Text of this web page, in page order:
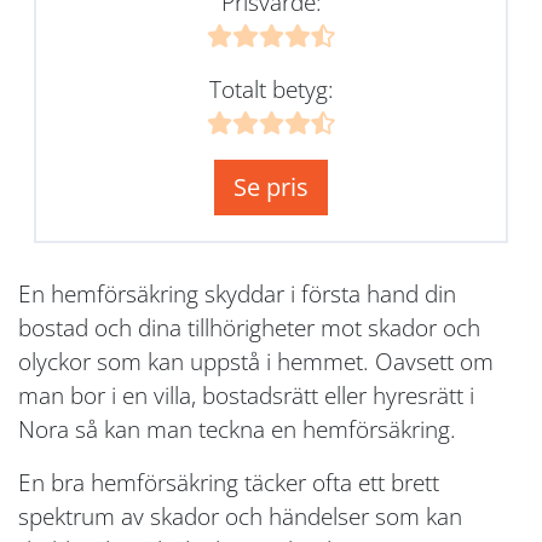
Totalt betyg:
Se pris
En hemförsäkring skyddar i första hand din
bostad och dina tillhörigheter mot skador och
olyckor som kan uppstå i hemmet. Oavsett om
man bor i en villa, bostadsrätt eller hyresrätt i
Nora så kan man teckna en hemförsäkring.
En bra hemförsäkring täcker ofta ett brett
spektrum av skador och händelser som kan